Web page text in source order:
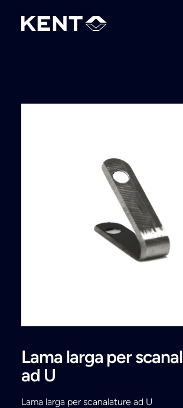
Lama larga per
ad U
Lama larga per scanalature ad U